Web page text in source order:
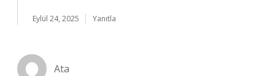
Eylül 24, 2025 Yanıtla
Ata